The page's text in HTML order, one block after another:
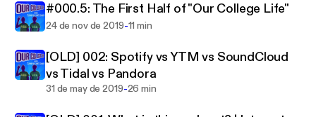
Like us on Facebook:https://www.facebook.com/ou
rcollegelife.castSupport this podcast:
#000.5: The First Half of "Our College Life"
24 de nov de 2019-11 min
[OLD] 002: Spotify vs YTM vs SoundCloud
vs Tidal vs Pandora
31 de may de 2019-26 min